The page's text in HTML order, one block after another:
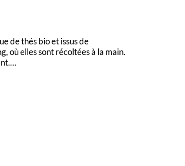
de thés bio et issus de
où elles sont récoltées à la main.